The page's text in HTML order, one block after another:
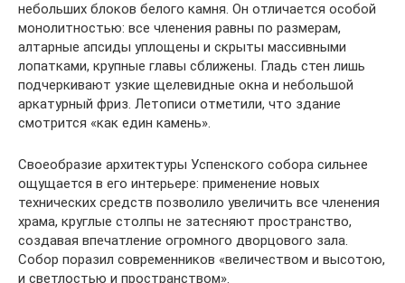
небольших блоков белого камня. Он отличается особой
монолитностью: все членения равны по размерам,
алтарные апсиды уплощены и скрыты массивными
лопатками, крупные главы сближены. Гладь стен лишь
подчеркивают узкие щелевидные окна и небольшой
аркатурный фриз. Летописи отметили, что здание
смотрится «как един камень».
Своеобразие архитектуры Успенского собора сильнее
ощущается в его интерьере: применение новых
технических средств позволило увеличить все членения
храма, круглые столпы не затесняют пространство,
создавая впечатление огромного дворцового зала.
Собор поразил современников «величеством и высотою,
и светлостью и пространством».